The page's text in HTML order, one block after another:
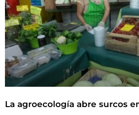
La agroecología abre surcos